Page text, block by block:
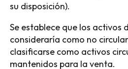
su disposición).
Se establece que los
consideraría como no
clasificarse como activos
mantenidos para la venta.